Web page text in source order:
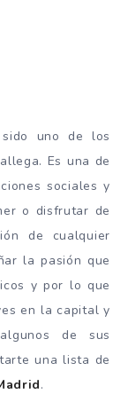
uno de los
Es una de
sociales y
o disfrutar de
de cualquier
la pasión que
y por lo que
en la capital y
de sus
una lista de
.